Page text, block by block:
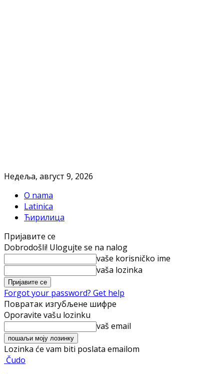
Недеља, август 9, 2026
O nama
Latinica
Ћирилица
Пријавите се
Dobrodošli! Ulogujte se na nalog
vaše korisničko ime
vaša lozinka
Forgot your password? Get help
Повратак изгубљене шифре
Oporavite vašu lozinku
vaš email
Lozinka će vam biti poslata emailom
Čudo